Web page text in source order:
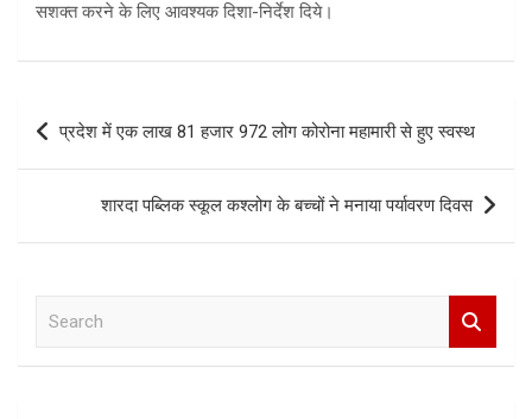
सशक्त करने के लिए आवश्यक दिशा-निर्देश दिये।
Post
navigation
प्रदेश में एक लाख 81 हजार 972 लोग कोरोना महामारी से हुए स्वस्थ
शारदा पब्लिक स्कूल कश्लोग के बच्चों ने मनाया पर्यावरण दिवस